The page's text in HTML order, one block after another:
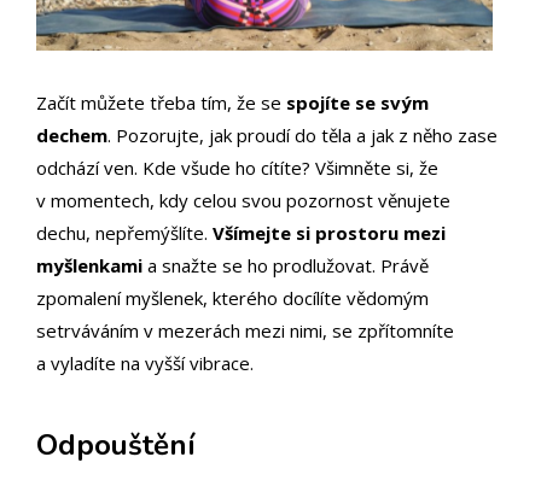
Začít můžete třeba tím, že se spojíte se svým
dechem. Pozorujte, jak proudí do těla a jak z něho zase
odchází ven. Kde všude ho cítíte? Všimněte si, že
v momentech, kdy celou svou pozornost věnujete
dechu, nepřemýšlíte. Všímejte si prostoru mezi
myšlenkami a snažte se ho prodlužovat. Právě
zpomalení myšlenek, kterého docílíte vědomým
setrváváním v mezerách mezi nimi, se zpřítomníte
a vyladíte na vyšší vibrace.
Odpouštění